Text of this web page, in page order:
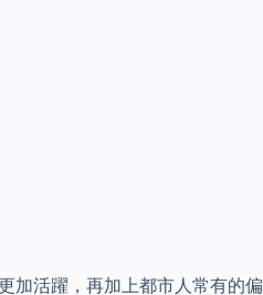
加活躍，再加上都市人常有的偏